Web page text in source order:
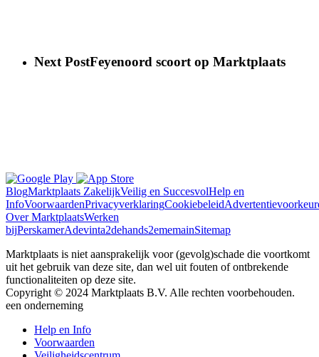
Next PostFeyenoord scoort op Marktplaats
BlogMarktplaats ZakelijkVeilig en SuccesvolHelp en
InfoVoorwaardenPrivacyverklaringCookiebeleid
Over MarktplaatsWerken
bijPerskamerAdevinta2dehands2ememainSitemap
Marktplaats is niet aansprakelijk voor (gevolg)schade die voortkomt
uit het gebruik van deze site, dan wel uit fouten of ontbrekende
functionaliteiten op deze site.
Copyright © 2024 Marktplaats B.V. Alle rechten voorbehouden.
een onderneming
Help en Info
Voorwaarden